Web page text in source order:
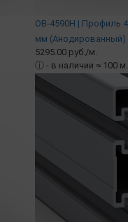
OB-4590H | Профиль
мм (Анодированный)
5295.00 руб./м.
ⓘ - в наличии ≈ 100 м.